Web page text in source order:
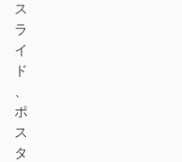
ス
ラ
イ
ド
、
ポ
ス
タ